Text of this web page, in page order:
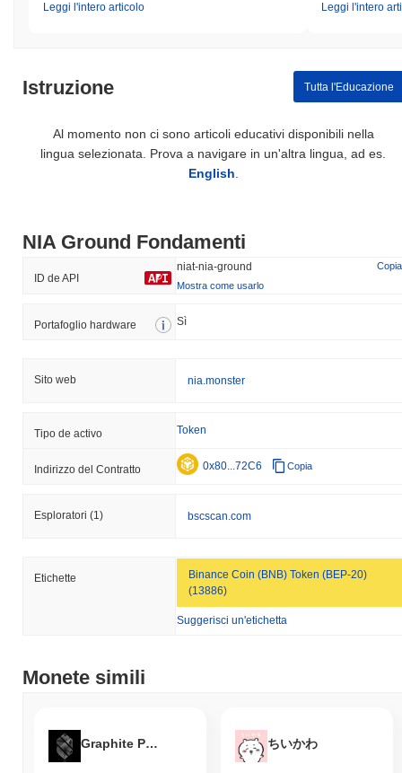
Leggi l'intero articolo Leggi l'intero
Istruzione Tutta l'Educazione
Al momento non ci sono articoli educativi disponibili nella
lingua selezionata. Prova a navigare in un'altra lingua, ad es.
English
NIA Ground Fondamenti
ID de API
niat-nia-ground
Copia
Mostra come usarlo
Portafoglio hardware Sì
Sito web nia.monster
Tipo de activo Token
Indirizzo del Contratto 0x80...72C6 Copia
Esploratori (1) bscscan.com
Etichette
Binance Coin (BNB) Token (BEP-20)
(13886)
Suggerisci un'etichetta
Monete simili
Graphite Protocol ちいかわ